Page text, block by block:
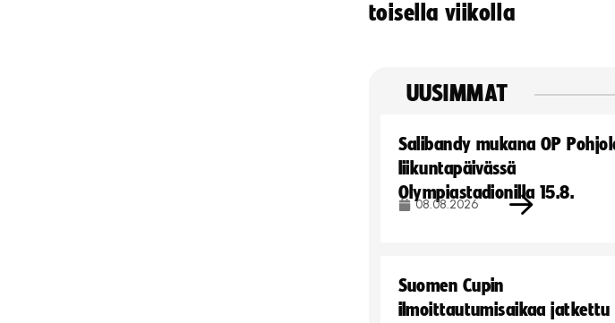
toisella viikolla
UUSIMMAT
Salibandy mukana OP
liikuntapäivässä
Olympiastadionilla 15.8.
08.08.2026
Suomen Cupin
ilmoittautumisaikaa jatkettu